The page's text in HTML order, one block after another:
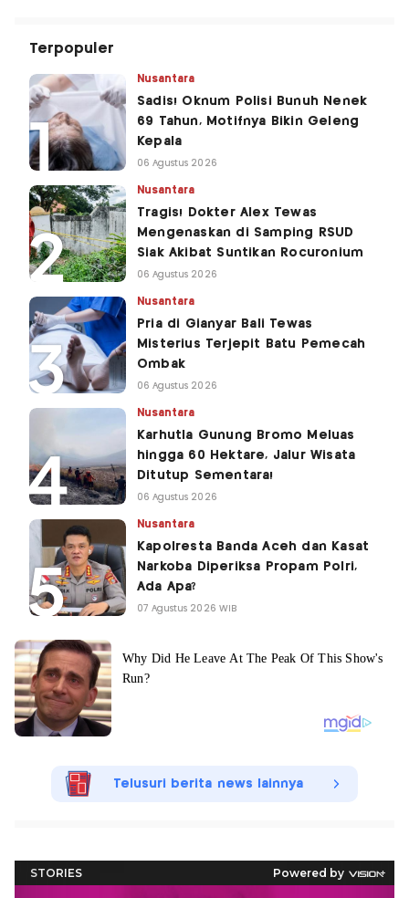
Terpopuler
Nusantara
Sadis! Oknum Polisi Bunuh Nenek
69 Tahun, Motifnya Bikin Geleng
Kepala
06 Agustus 2026
Nusantara
Tragis! Dokter Alex Tewas
Mengenaskan di Samping RSUD
Siak Akibat Suntikan Rocuronium
06 Agustus 2026
Nusantara
Pria di Gianyar Bali Tewas
Misterius Terjepit Batu Pemecah
Ombak
06 Agustus 2026
Nusantara
Karhutla Gunung Bromo Meluas
hingga 60 Hektare, Jalur Wisata
Ditutup Sementara!
06 Agustus 2026
Nusantara
Kapolresta Banda Aceh dan Kasat
Narkoba Diperiksa Propam Polri,
Ada Apa?
07 Agustus 2026 WIB
Telusuri berita news lainnya